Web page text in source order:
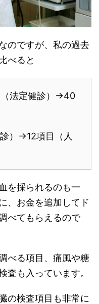
のですが、私の過去
べると
（法定健診）→40
）→12項目（人
を採られるのも一
、お金を追加してド
べてもらえるので
べる項目、痛風や糖
査も入っています。
の検査項目も非常に